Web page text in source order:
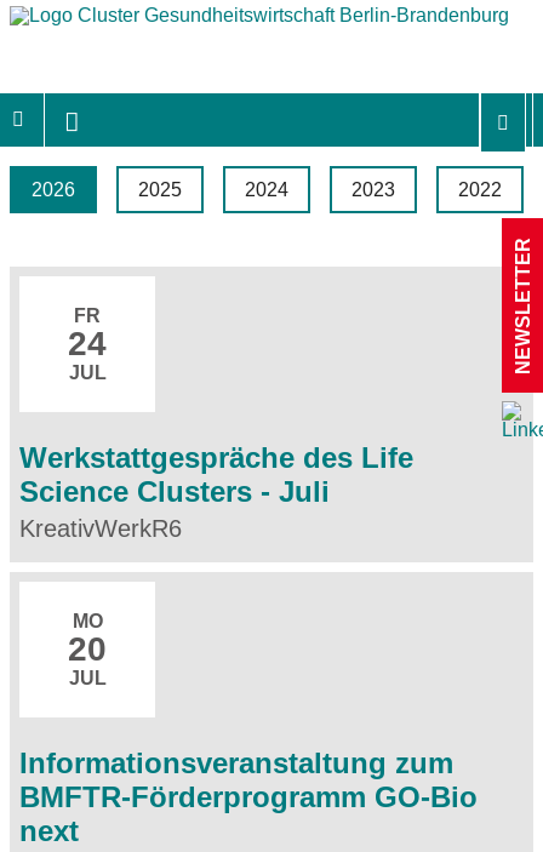
2026 2025 2024 2023 2022
FR
24
JUL
Werkstattgespräche des Life
Science Clusters - Juli
KreativWerkR6
MO
20
JUL
Informationsveranstaltung zum
BMFTR-Förderprogramm GO-Bio
next
NEWSLETTER